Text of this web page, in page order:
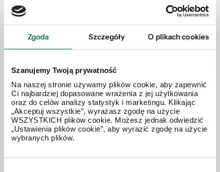
Zgoda Szczegóły O plikach cookies
Szanujemy Twoją prywatność
Na naszej stronie używamy plików cookie, aby zapewnić
Ci najbardziej dopasowane wrażenia z jej użytkowania
oraz do celów analizy statystyk i marketingu. Klikając
„Akceptuj wszystkie”, wyrażasz zgodę na użycie
WSZYSTKICH plików cookie. Możesz jednak odwiedzić
„Ustawienia plików cookie”, aby wyrazić zgodę na użycie
wybranych plików.
Zobacz również w okolicy